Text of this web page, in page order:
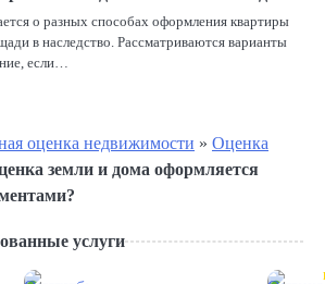
о разных способах оформления квартиры
в наследство. Рассматриваются варианты
если…
оценка недвижимости » Оценка
земли и дома оформляется
услуги